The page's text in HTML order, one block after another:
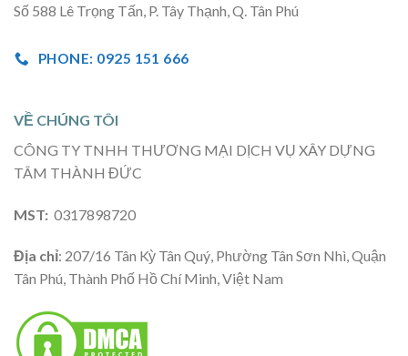
Số 588 Lê Trọng Tấn, P. Tây Thạnh, Q. Tân Phú
PHONE: 0925 151 666
VỀ CHÚNG TÔI
CÔNG TY TNHH THƯƠNG MẠI DỊCH VỤ XÂY DỰNG
TÂM THÀNH ĐỨC
MST: 0317898720
Địa chỉ: 207/16 Tân Kỳ Tân Quý, Phường Tân Sơn Nhì, Quận
Tân Phú, Thành Phố Hồ Chí Minh, Việt Nam